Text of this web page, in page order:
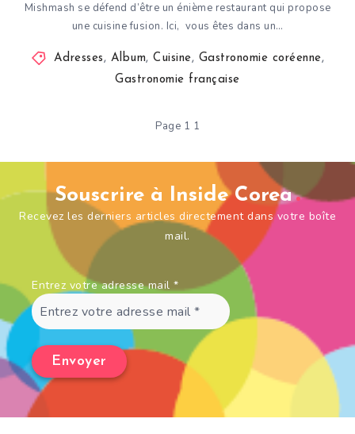
Mishmash se défend d’être un énième restaurant qui propose
une cuisine fusion. Ici, vous êtes dans un…
Adresses, Album, Cuisine, Gastronomie coréenne,
Gastronomie française
Page 1 1
Souscrire à Inside Corea
Recevez les derniers articles directement dans votre boîte
mail.
Entrez votre adresse mail *